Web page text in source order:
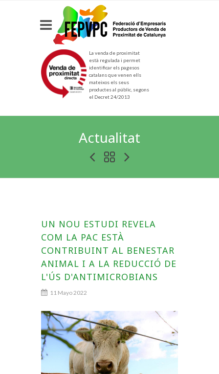
La venda de proximitat
està regulada i permet
identificar els pagesos
catalans que venen ells
mateixos els seus
productes al públic, segons
el Decret 24/2013
Actualitat
UN NOU ESTUDI REVELA
COM LA PAC ESTÀ
CONTRIBUINT AL BENESTAR
ANIMAL I A LA REDUCCIÓ DE
L'ÚS D'ANTIMICROBIANS
11 Mayo 2022